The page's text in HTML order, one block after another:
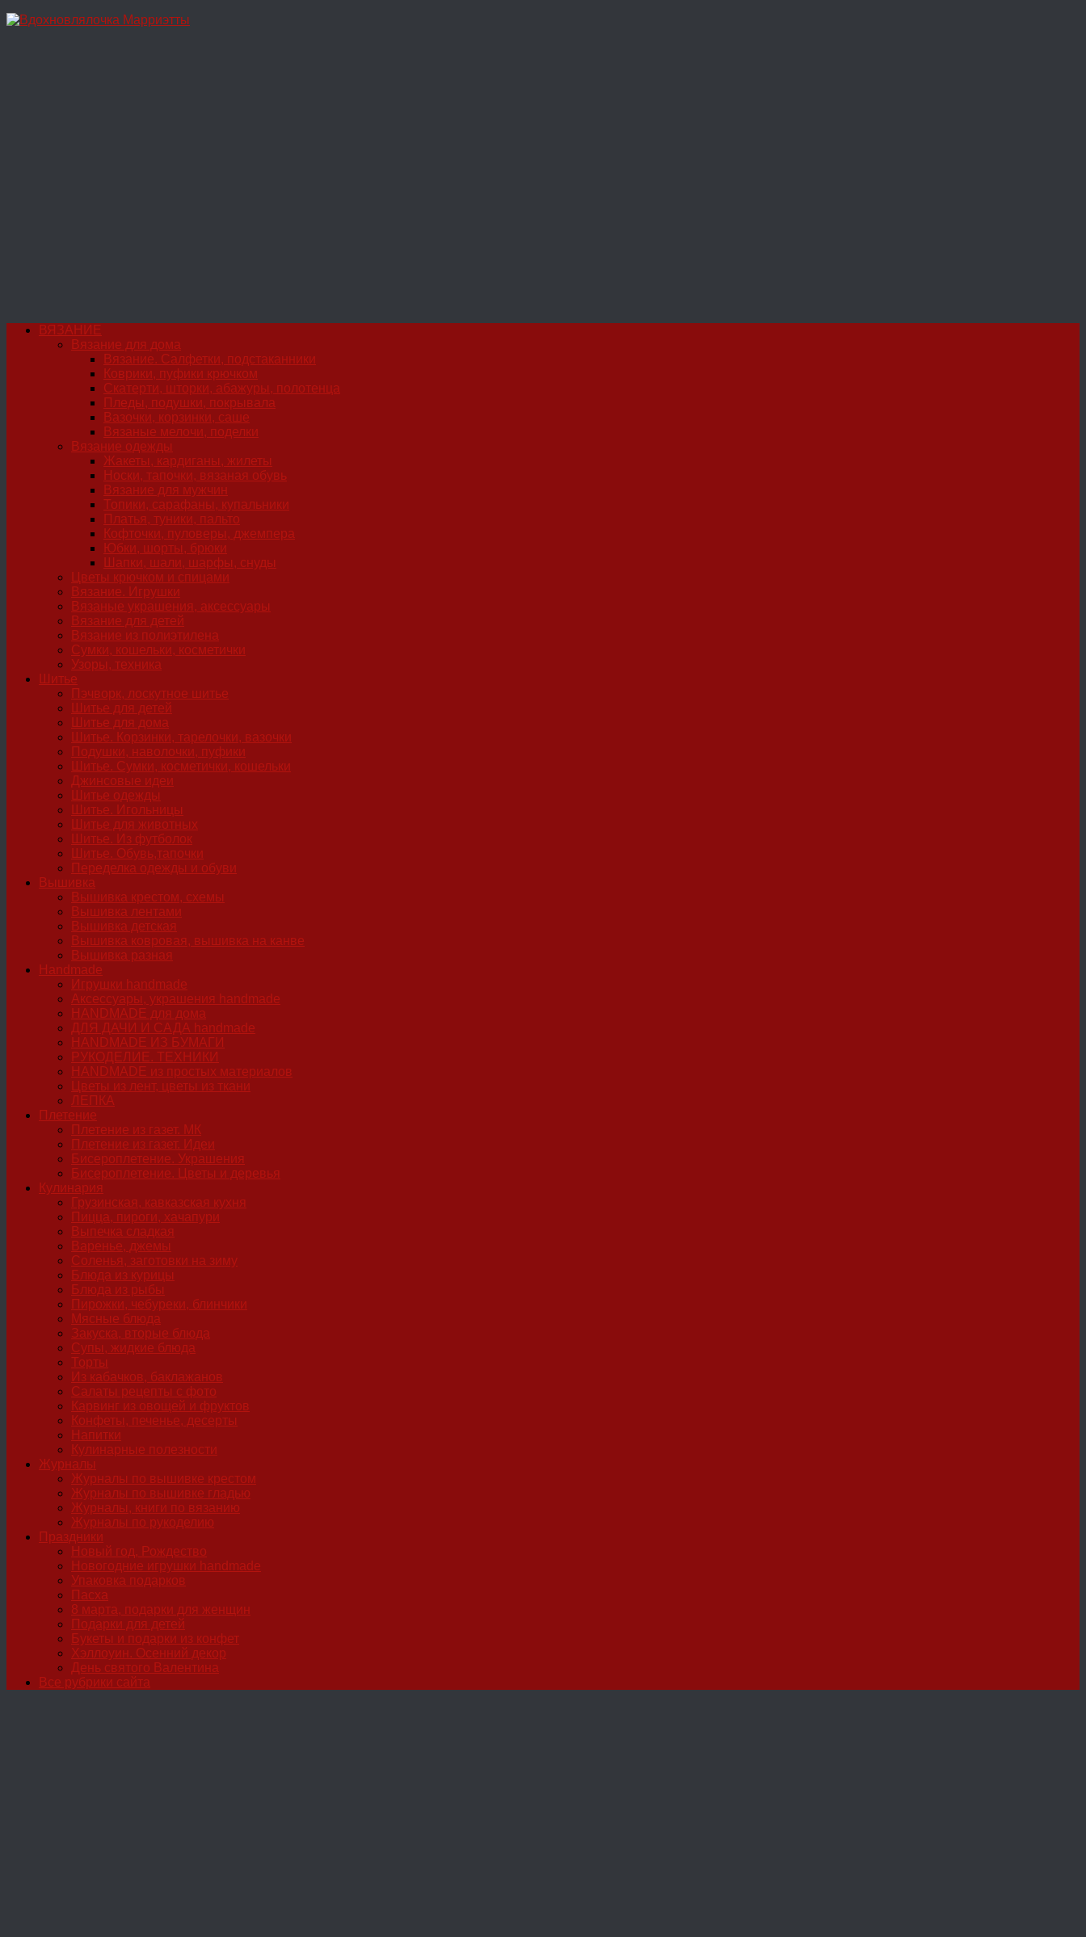
Перейти
ВЯЗАНИЕ
Вязание для дома
Вязание. Салфетки, подстаканники
Коврики, пуфики крючком
Скатерти, шторки, абажуры, полотенца
Пледы, подушки, покрывала
Вазочки, корзинки, саше
Вязаные мелочи, поделки
Вязание одежды
Жакеты, кардиганы, жилеты
Носки, тапочки, вязаная обувь
Вязание для мужчин
Топики, сарафаны, купальники
Платья, туники, пальто
Кофточки, пуловеры, джемпера
Юбки, шорты, брюки
Шапки, шали, шарфы, снуды
Цветы крючком и спицами
Вязание. Игрушки
Вязаные украшения, аксессуары
Вязание для детей
Вязание из полиэтилена
Сумки, кошельки, косметички
Узоры, техника
Шитье
Пэчворк, лоскутное шитье
Шитье для детей
Шитье для дома
Шитье. Корзинки, тарелочки, вазочки
Подушки, наволочки, пуфики
Шитье. Сумки, косметички, кошельки
Джинсовые идеи
Шитье одежды
Шитье. Игольницы
Шитье для животных
Шитье. Из футболок
Шитье. Обувь,тапочки
Переделка одежды и обуви
Вышивка
Вышивка крестом, схемы
Вышивка лентами
Вышивка детская
Вышивка ковровая, вышивка на канве
Вышивка разная
Handmade
Игрушки handmade
Аксессуары, украшения handmade
HANDMADE для дома
ДЛЯ ДАЧИ И САДА handmade
HANDMADE ИЗ БУМАГИ
РУКОДЕЛИЕ. ТЕХНИКИ
HANDMADE из простых материалов
Цветы из лент, цветы из ткани
ЛЕПКА
Плетение
Плетение из газет. МК
Плетение из газет. Идеи
Бисероплетение. Украшения
Бисероплетение. Цветы и деревья
Кулинария
Грузинская, кавказская кухня
Пицца, пироги, хачапури
Выпечка сладкая
Варенье, джемы
Соленья, заготовки на зиму
Блюда из курицы
Блюда из рыбы
Пирожки, чебуреки, блинчики
Мясные блюда
Закуска, вторые блюда
Супы, жидкие блюда
Торты
Из кабачков, баклажанов
Салаты рецепты с фото
Карвинг из овощей и фруктов
Конфеты, печенье, десерты
Напитки
Кулинарные полезности
Журналы
Журналы по вышивке крестом
Журналы по вышивке гладью
Журналы, книги по вязанию
Журналы по рукоделию
Праздники
Новый год, Рождество
Новогодние игрушки handmade
Упаковка подарков
Пасха
8 марта, подарки для женщин
Подарки для детей
Букеты и подарки из конфет
Хэллоуин. Осенний декор
День святого Валентина
Все рубрики сайта